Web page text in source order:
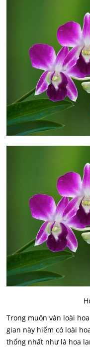
Trong muôn vàn loài
gian này hiếm có loài
thống nhất như là hoa